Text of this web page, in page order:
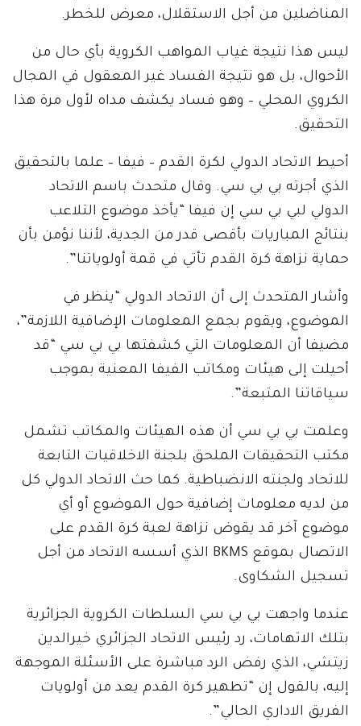
المناضلين من أجل الاستقلال، معرض للخطر.
ليس هذا نتيجة غياب المواهب الكروية بأي حال من
الأحوال، بل هو نتيجة الفساد غير المعقول في المجال
الكروي المحلي – وهو فساد يكشف مداه لأول مرة هذا
التحقيق.
أحيط الاتحاد الدولي لكرة القدم – فيفا – علما بالتحقيق
الذي أجرته بي بي سي. وقال متحدث باسم الاتحاد
الدولي لبي بي سي إن فيفا “يأخذ موضوع التلاعب
بنتائج المباريات بأقصى قدر من الجدية، لأننا نؤمن بأن
حماية نزاهة كرة القدم تأتي في قمة أولوياتنا”.
وأشار المتحدث إلى أن الاتحاد الدولي “ينظر في
الموضوع، ويقوم بجمع المعلومات الإضافية اللازمة”،
مضيفا أن المعلومات التي كشفتها بي بي سي “قد
أحيلت إلى هيئات ومكاتب الفيفا المعنية بموجب
سياقاتنا المتبعة”.
وعلمت بي بي سي أن هذه الهيئات والمكاتب تشمل
مكتب التحقيقات الملحق بلجنة الاخلاقيات التابعة
للاتحاد ولجنته الانضباطية. كما حث الاتحاد الدولي كل
من لديه معلومات إضافية حول الموضوع أو أي
موضوع آخر قد يقوض نزاهة لعبة كرة القدم على
الاتصال بموقع BKMS الذي أسسه الاتحاد من أجل
تسجيل الشكاوى.
عندما واجهت بي بي سي السلطات الكروية الجزائرية
بتلك الاتهامات، رد رئيس الاتحاد الجزائري خيرالدين
زيتشي، الذي رفض الرد مباشرة على الأسئلة الموجهة
إليه، بالقول إن “تطهير كرة القدم يعد من أولويات
الفريق الاداري الحالي”.